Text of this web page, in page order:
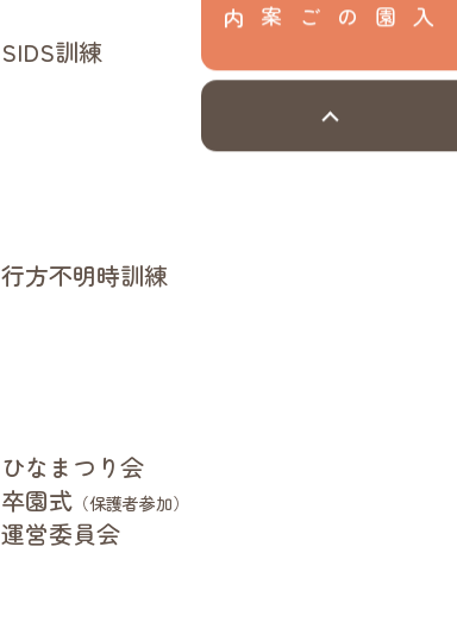
入園のご案内
SIDS訓練
行方不明時訓練
ひなまつり会
卒園式 （保護者参加）
運営委員会